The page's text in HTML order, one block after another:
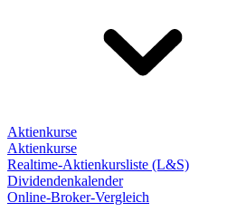
Aktienkurse
Aktienkurse
Realtime-Aktienkursliste (L&S)
Dividendenkalender
Online-Broker-Vergleich